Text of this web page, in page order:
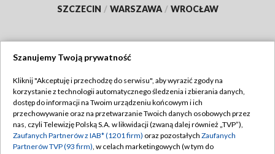
SZCZECIN / WARSZAWA / WROCŁAW
TVP
Abonament TVP
Emisja w TVP
Regulamin TVP
Polityka prywatności
Szanujemy Twoją prywatność
Kliknij "Akceptuję i przechodzę do serwisu", aby wyrazić zgody na
korzystanie z technologii automatycznego śledzenia i zbierania danych,
dostęp do informacji na Twoim urządzeniu końcowym i ich
przechowywanie oraz na przetwarzanie Twoich danych osobowych przez
nas, czyli Telewizję Polską S.A. w likwidacji (zwaną dalej również „TVP”),
Zaufanych Partnerów z IAB* (1201 firm) oraz pozostałych Zaufanych
Partnerów TVP (93 firm), w celach marketingowych (w tym do